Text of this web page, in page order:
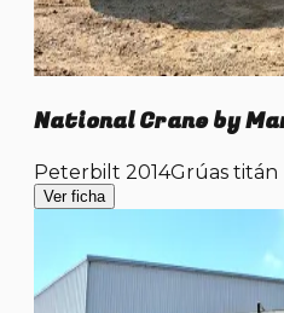
National Crane by
Peterbilt 2014Grúas titán
Ver ficha